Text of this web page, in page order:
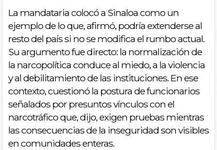
La mandataria colocó a Sinaloa como un
ejemplo de lo que, afirmó, podría extenderse al
resto del país si no se modifica el rumbo actual.
Su argumento fue directo: la normalización de
la narcopolítica conduce al miedo, a la violencia
y al debilitamiento de las instituciones. En ese
contexto, cuestionó la postura de funcionarios
señalados por presuntos vínculos con el
narcotráfico que, dijo, exigen pruebas mientras
las consecuencias de la inseguridad son visibles
en comunidades enteras.